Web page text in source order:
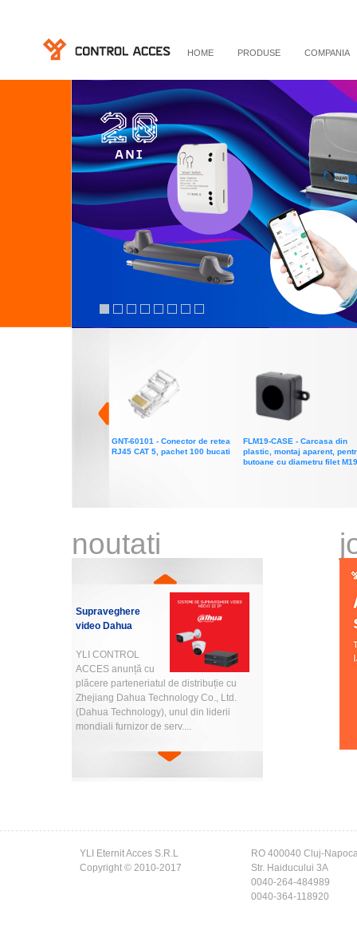
HOME PRODUSE COMPANIA
GNT-60101 - Conector de retea
RJ45 CAT 5, pachet 100 bucati
FLM19-CASE - Carcasa din
plastic, montaj aparent,
butoane cu diametru filet M19
noutati
Supraveghere
video Dahua
YLI CONTROL
ACCES anunță cu
plăcere parteneriatul de distribuție cu
Zhejiang Dahua Technology Co., Ltd.
(Dahua Technology), unul din liderii
mondiali furnizor de serv....
YLI Eternit Acces S.R.L
Copyright © 2010-2017
RO 400040 Cluj-
Str. Haiducului 3A
0040-264-484989
0040-364-118920